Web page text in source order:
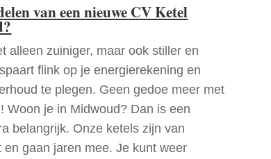
van een nieuwe CV Ketel
alleen zuiniger, maar ook stiller en
flink op je energierekening en
te plegen. Geen gedoe meer met
Woon je in Midwoud? Dan is een
belangrijk. Onze ketels zijn van
gaan jaren mee. Je kunt weer